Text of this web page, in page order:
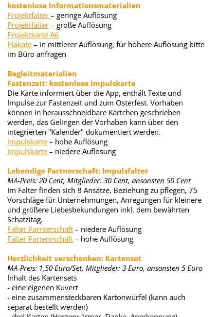
kostenlose Informationsmaterialien
Projektfalter – geringe Auflösung
Projektfalter – große Auflösung
Projektkarte A6
Plakate – in mittlerer Auflösung, für höhere Auflösung bitte
im Büro anfragen
Begleitmaterialien
Fastenzeit: kostenlose Impulskarte
Die Karte informiert über die App, enthält Texte und
Impulse zur Fastenzeit und zum Osterfest. Vorhaben
können in herausschneidbare Kärtchen geschrieben
werden, das Gelingen der Vorhaben kann über den
integrierten "Kalender" dokumentiert werden.
Impulskarte – hohe Auflösung
Impulskarte – niedere Auflösung
Lebendige Partnerschaft: Impulsfalter
MA-Preis: 20 Cent, Mitglieder: 30 Cent, ansonsten 50 Cent
Im Falter finden sich 8 Ansätze, Beziehung zu pflegen, 75
Vorschläge für Unternehmungen, Anregungen für kleinere
und größere Liebesbekundungen inkl. dem bewährten
Schatzitag.
Falter Parnterschaft – niedere Auflösung
Falter Partenrschaft – hohe Auflösung
Herzlichkeit verschenken: Kartenset
MA-Preis: 1,50 Euro/Set, Mitglieder: 3 Euro, ansonsten 5 Euro
Inhalt des Kartensets
- eine eigenen Kuvert
- eine zusammensteckbaren Kartonwürfel (kann auch
separat bestellt werden)